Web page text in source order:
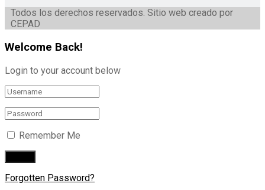
Todos los derechos reservados. Sitio web creado por
CEPAD
Welcome Back!
Login to your account below
Remember Me
Forgotten Password?